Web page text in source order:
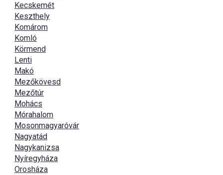
Kecskemét
Keszthely
Komárom
Komló
Körmend
Lenti
Makó
Mezőkövesd
Mezőtúr
Mohács
Mórahalom
Mosonmagyaróvár
Nagyatád
Nagykanizsa
Nyíregyháza
Orosháza